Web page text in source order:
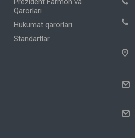
Prezident Farmon va
Qarorlari
Hukumat qarorlari
Standartlar